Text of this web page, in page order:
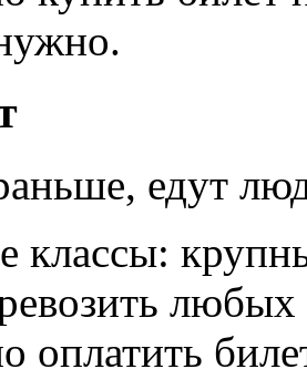
едут
классы:
любых
оплатить